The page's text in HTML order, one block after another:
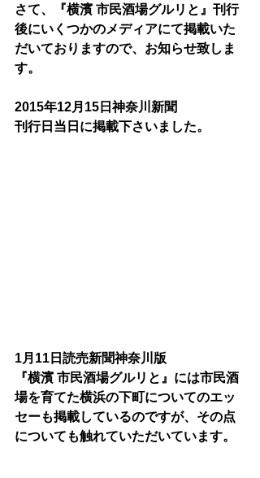
さて、『横濱 市民酒場グルリと』刊行
後にいくつかのメディアにて掲載いた
だいておりますので、お知らせ致しま
す。
2015年12月15日神奈川新聞
刊行日当日に掲載下さいました。
1月11日読売新聞神奈川版
『横濱 市民酒場グルリと』には市民酒
場を育てた横浜の下町についてのエッ
セーも掲載しているのですが、その点
についても触れていただいています。